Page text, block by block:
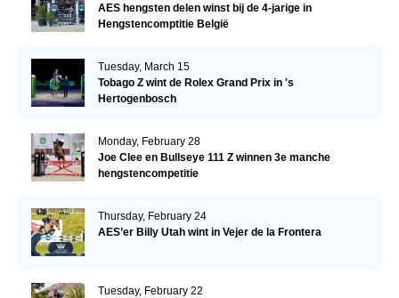
AES hengsten delen winst bij de 4-jarige in
Hengstencomptitie België
Tuesday, March 15
Tobago Z wint de Rolex Grand Prix in 's
Hertogenbosch
Monday, February 28
Joe Clee en Bullseye 111 Z winnen 3e manche
hengstencompetitie
Thursday, February 24
AES’er Billy Utah wint in Vejer de la Frontera
Tuesday, February 22